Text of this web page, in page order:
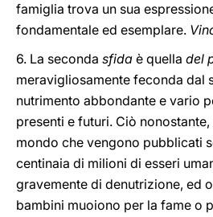
famiglia trova un sua
fondamentale ed esemplare.
6. La seconda sfida è quella del
meravigliosamente feconda dal
nutrimento abbondante e vario
presenti e futuri. Ciò
mondo che vengono pubblicati
centinaia di milioni di esseri
gravemente di denutrizione, ed
bambini muoiono per la fame o